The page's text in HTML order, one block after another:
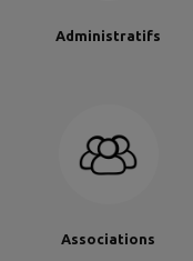
Administratifs
Associations